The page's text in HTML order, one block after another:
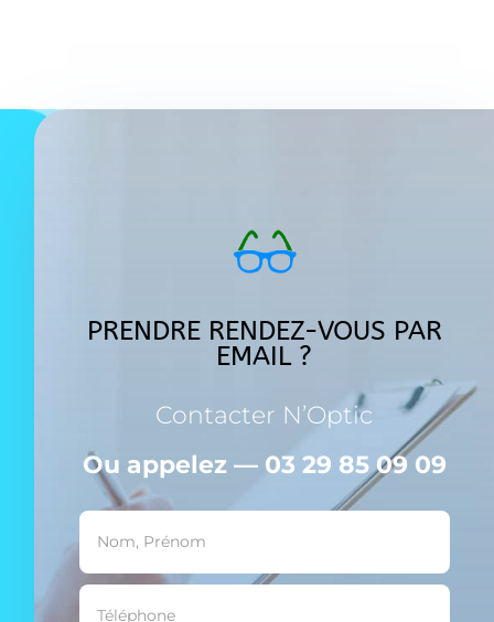
PRENDRE RENDEZ-VOUS PAR
EMAIL ?
Contacter N’Optic
Ou appelez — 03 29 85 09 09